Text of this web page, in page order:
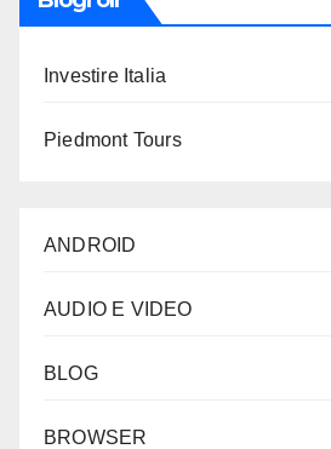
Investire Italia
Piedmont Tours
ANDROID
AUDIO E VIDEO
BLOG
BROWSER